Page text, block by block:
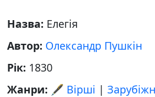
Назва: Елегія
Автор: Олександр Пушкін
Рік: 1830
Жанри: 🖋️ Вірші |